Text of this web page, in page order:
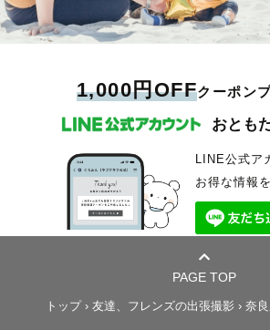
1,000円OFFクーポン
おとも
LINE公式ア
お得な情報
PAGE TOP
トップ › 友達、フレンズの出張撮影 › 奈